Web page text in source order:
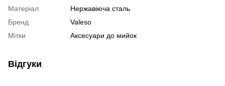
Матеріал
Нержавіюча сталь
Бренд
Valeso
Мітки
Аксесуари до мийок
Відгуки